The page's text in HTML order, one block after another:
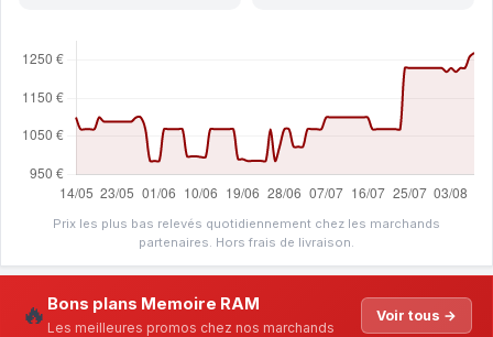
Prix les plus bas relevés quotidiennement chez les marchands
partenaires. Hors frais de livraison.
🔥 Bons plans Memoire RAM
Les meilleures promos chez nos marchands
Voir tous →